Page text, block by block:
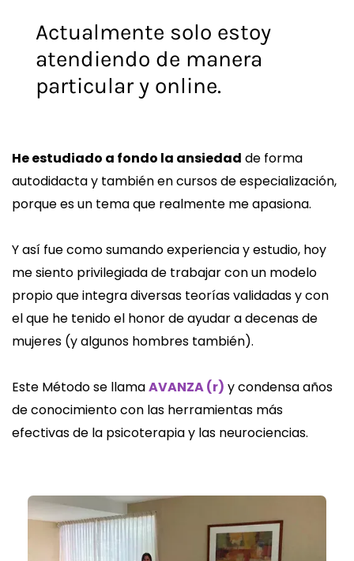
Actualmente solo estoy
atendiendo de manera
particular y online.
He estudiado a fondo la ansiedad de forma
autodidacta y también en cursos de especialización,
porque es un tema que realmente me apasiona.
Y así fue como sumando experiencia y estudio, hoy
me siento privilegiada de trabajar con un modelo
propio que integra diversas teorías validadas y con
el que he tenido el honor de ayudar a decenas de
mujeres (y algunos hombres también).
Este Método se llamaAVANZA (r) y condensa años
de conocimiento con las herramientas más
efectivas de la psicoterapia y las neurociencias.